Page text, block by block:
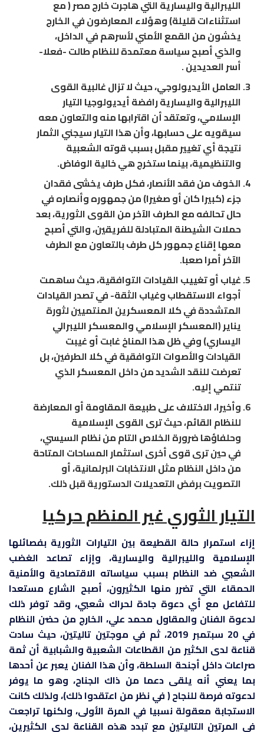
الليبرالية واليسارية التي هاجرت خارج مصر ( مع
استثناءات قليلة) وهؤلاء المعارضون في الخارج
يخشون من القمع الأمني لأسرهم في الداخل،
والذي أصبح سياسة معتمدة للنظام طالت -فعلا-
أسر العديدين .
العامل الأيديولوجي، حيث لا تزال غالبية القوى
الليبرالية واليسارية رافضة أيديولوجيا التيار
الإسلامي، وتعتقد أن اقترابها منه والتعاون معه
سيقويه على حسابها، وأن هذا التيار سيجني الثمار
نتيجة أي تغيير مقبل بسبب قوته الشعبية
والتنظيمية، بينما ستخرج هي خالية الوفاض.
الخوف من فقد الأنصار، فكل طرف يخشى فقدان
جزء (كبيرا كان أو صغيرا) من جمهوره وأنصاره في
حال تحالفه مع الطرف الآخر من القوى الثورية، بعد
حملات الشيطنة المتبادلة للفريقين، والتي أصبح
معها إقناع جمهور كل طرف بالتعاون مع الطرف
الآخر أمرا صعبا.
غياب أو تغييب القيادات التوافقية، حيث ساهمت
أجواء الاستقطاب وغياب الثقة- في تصدر القيادات
المتشددة في كلا المعسكرين المنتميين لثورة
يناير (المعسكر الإسلامي والمعسكر الليبرالي
اليساري) وفي ظل هذا المناخ غابت أو غيبت
القيادات والأصوات التوافقية في كلا الطرفين، بل
تعرضت للنقد الشديد من داخل المعسكر الذي
تنتمي إليه.
وأخيرا، الاختلاف على طبيعة المقاومة أو المعارضة
للنظام القائم، حيث ترى القوى الإسلامية
وحلفاؤها ضرورة الخلاص التام من نظام السيسي،
في حين ترى قوى أخرى استثمار المساحات المتاحة
من داخل النظام مثل الانتخابات البرلمانية، أو
التصويت برفض التعديلات الدستورية قبل ذلك.
التيار الثوري غير المنظم حركيا
إزاء استمرار حالة القطيعة بين التيارات الثورية بفصائلها
الإسلامية والليبرالية واليسارية، وإزاء تصاعد الغضب
الشعبي ضد النظام بسبب سياساته الاقتصادية والأمنية
الحمقاء التي تضرر منها الكثيرون، أصبح الشارع مستعدا
للتفاعل مع أي دعوة جادة لحراك شعبي، وقد توفر ذلك
لدعوة الفنان والمقاول محمد علي، الخارج من حضن النظام
في 20 سبتمبر 2019، ثم في موجتين تاليتين، حيث سادت
قناعة لدى الكثير من القطاعات الشعبية والشبابية أن ثمة
صراعات داخل أجنحة السلطة، وأن هذا الفنان يعبر عن أحدها
بما يعني أنه يلقى دعما من ذاك الجناح، وهو ما يوفر
لدعوته فرصة للنجاح ( في نظر من اعتقدوا ذلك)، ولذلك كانت
الاستجابة معقولة نسبيا في المرة الأولى، ولكنها تراجعت
في المرتين التاليتين مع تبدد هذه القناعة لدى الكثيرين،